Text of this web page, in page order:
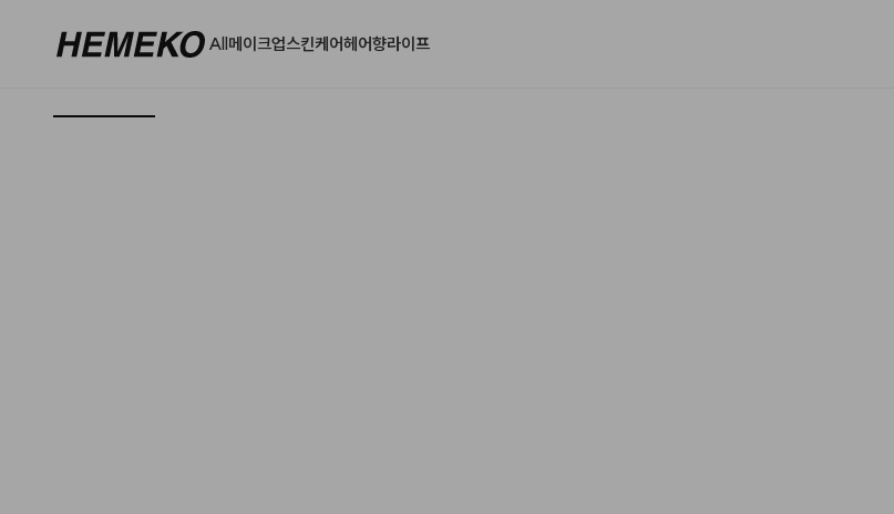
All메이크업스킨케어헤어향라이프